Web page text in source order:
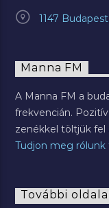
1147
Manna FM
A Manna FM a
frekvencián.
zenékkel töltjük fel
Tudjon meg
További